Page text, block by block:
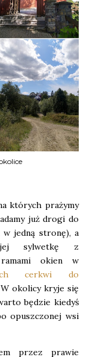
których prażymy
już drogi do
w jedną stronę), a
jej sylwetkę z
ramami okien w
cerkwi do
okolicy kryje się
będzie kiedyś
opuszczonej wsi
przez prawie